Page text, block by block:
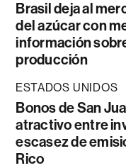
Brasil deja al
del azúcar con
información
producción
ESTADOS UNIDOS
Bonos de San
atractivo entre
escasez de
Rico